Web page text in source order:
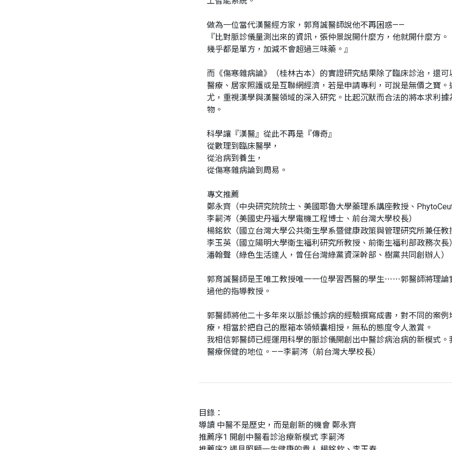
做為一位當代漢醫經方家，郭育誠醫師說他不再困惑——
『比對脈診儀量測出來的資訊，張仲景說開什麼方，他就開什麼方。
幾乎都是單方，加減不會超過三味藥。』
而《傷寒雜病論》（桂林古本）的實證研究結果除了臨床診治，還
醫療、居家照護或是互聯網經濟，若是申請專利，可說是無價之寶
尤，重視漢學與漢醫領域的深入研究。比起沉默而合法的將本求利
物。
科學讓『漢醫』從此不再是『傳奇』
從數理到臨床醫學，
從治病到養生，
從傷寒雜病論到周易。
專文推薦
鄭永齊（中央研究院院士、美國耶魯大學藥理系講座教授、
李嗣涔（美國史丹福大學電機工程博士、前台灣大學校長）
楊銘欽（國立台灣大學公共衛生學系暨健康政策與管理研究所兼任教
李玉英（國立陽明大學衛生福利研究所教授、前衛生福利部政務次長）
潘翰聲（綠色生活達人，曾任台灣綠黨資深幹部、樹黨共同創辦人）
郭育誠醫師是王唯工教授唯一一位學習西醫的學生⋯⋯郭醫師將理論
過他的指導教授。
郭醫師將他二十多年來以脈診儀診病的經驗撰寫成書，對不同的案
療，相當於把自己的壓箱本領傾囊相授，無私的態度令人激賞。
我相信郭醫師已經運用科學的脈診儀開創出中醫診病治病的新模式
醫療保健的地位。——李嗣涔（前台灣大學校長）
目錄：
導讀 中醫不是歷史，而是創新的機會 鄭永齊
推薦序1 開創中醫看診治療新模式 李嗣涔